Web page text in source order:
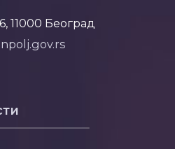
11000 Београд